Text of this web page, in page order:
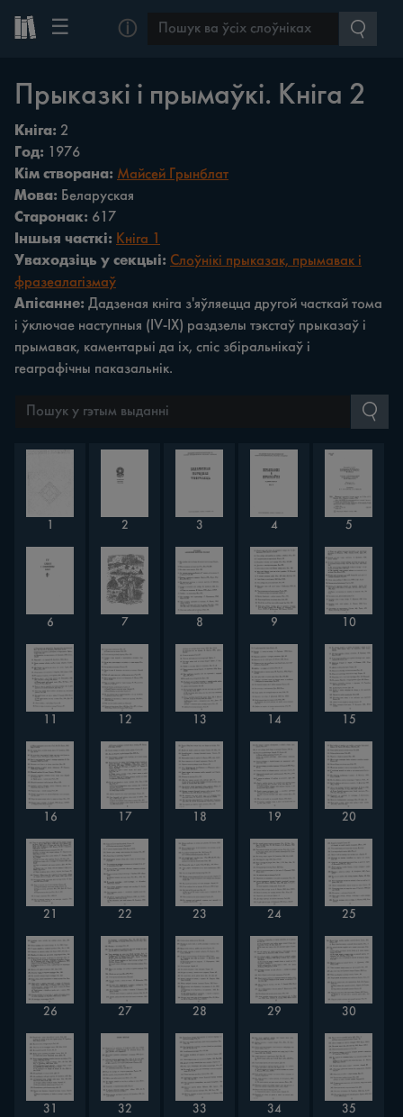
☰ ⓘ
Прыказкі і прымаўкі. Кніга 2
Кніга: 2
Год: 1976
Кім створана: Майсей Грынблат
Мова: Беларуская
Старонак: 617
Іншыя часткі: Кніга 1
Уваходзіць у секцыі: Слоўнікі прыказак, прымавак і
фразеалагізмаў
Апісанне: Дадзеная кніга з'яўляецца другой часткай тома
і ўключае наступныя (IV-IX) раздзелы тэкстаў прыказаў і
прымавак, каментарыі да іх, спіс збіральнікаў і
геаграфічны паказальнік.
1 2 3 4 5
6 7 8 9 10
11 12 13 14 15
16 17 18 19 20
21 22 23 24 25
26 27 28 29 30
31 32 33 34 35